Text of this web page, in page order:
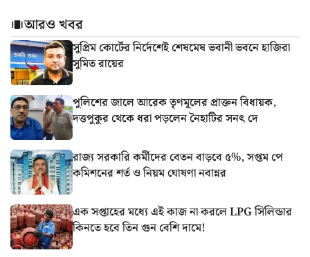
আরও খবর
সুপ্রিম কোর্টের নির্দেশেই শেষমেষ ভবানী ভবনে হাজিরা
সুমিত রায়ের
পুলিশের জালে আরেক তৃণমূলের প্রাক্তন বিধায়ক,
দত্তপুকুর থেকে ধরা পড়লেন নৈহাটির সনৎ দে
রাজ্য সরকারি কর্মীদের বেতন বাড়বে ৫%, সপ্তম পে
কমিশনের শর্ত ও নিয়ম ঘোষণা নবান্নর
এক সপ্তাহের মধ্যে এই কাজ না করলে LPG সিলিন্ডার
কিনতে হবে তিন গুন বেশি দামে!